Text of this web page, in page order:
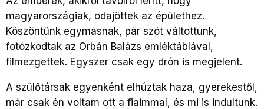
magyarországiak, odajöttek az épülethez.
Köszöntünk egymásnak, pár szót váltottunk,
fotózkodtak az Orbán Balázs emléktáblával,
filmezgettek. Egyszer csak egy drón is megjelent.
A szülőtársak egyenként elhúztak haza, gyerekestől,
már csak én voltam ott a fiaimmal, és mi is indultunk.